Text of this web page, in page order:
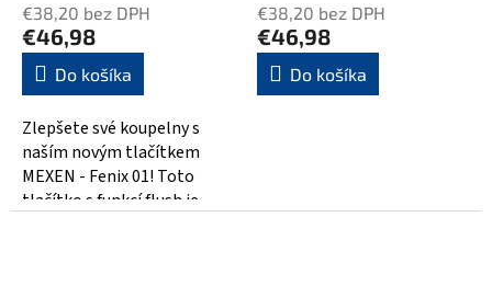
€38,20 bez DPH
€46,98
Do košíka
Zlepšete své koupelny s
naším novým tlačítkem
MEXEN - Fenix 01! Toto
tlačítko s funkcí flush je
€38,20 bez DPH
€46,98
Do košíka